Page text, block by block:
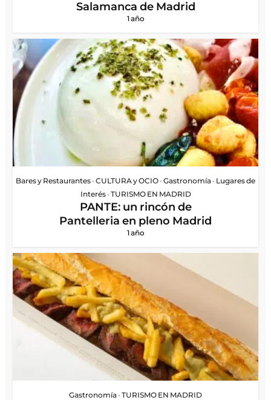
Salamanca de Madrid
1 año
Bares y Restaurantes • CULTURA y OCIO • Gastronomía • Lugares de
Interés • TURISMO EN MADRID
PANTE: un rincón de
Pantelleria en pleno Madrid
1 año
Gastronomía • TURISMO EN MADRID